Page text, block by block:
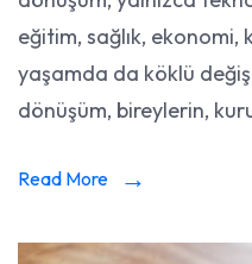
eğitim, sağlık,
yaşamda da köklü
dönüşüm, bireylerin,
Read More